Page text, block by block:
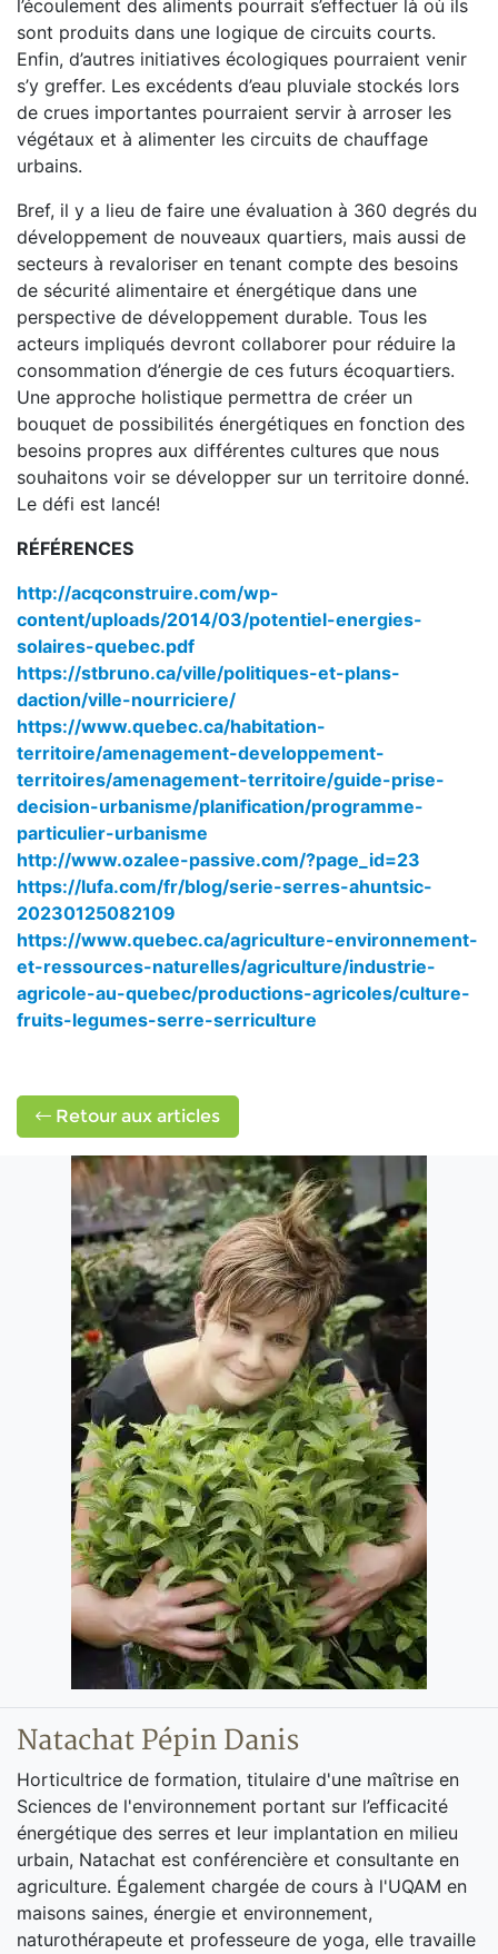
l’écoulement des aliments pourrait s’effectuer là où ils
sont produits dans une logique de circuits courts.
Enfin, d’autres initiatives écologiques pourraient venir
s’y greffer. Les excédents d’eau pluviale stockés lors
de crues importantes pourraient servir à arroser les
végétaux et à alimenter les circuits de chauffage
urbains.
Bref, il y a lieu de faire une évaluation à 360 degrés du
développement de nouveaux quartiers, mais aussi de
secteurs à revaloriser en tenant compte des besoins
de sécurité alimentaire et énergétique dans une
perspective de développement durable. Tous les
acteurs impliqués devront collaborer pour réduire la
consommation d’énergie de ces futurs écoquartiers.
Une approche holistique permettra de créer un
bouquet de possibilités énergétiques en fonction des
besoins propres aux différentes cultures que nous
souhaitons voir se développer sur un territoire donné.
Le défi est lancé!
RÉFÉRENCES
http://acqconstruire.com/wp-
content/uploads/2014/03/potentiel-energies-
solaires-quebec.pdf
https://stbruno.ca/ville/politiques-et-plans-
daction/ville-nourriciere/
https://www.quebec.ca/habitation-
territoire/amenagement-developpement-
territoires/amenagement-territoire/guide-prise-
decision-urbanisme/planification/programme-
particulier-urbanisme
http://www.ozalee-passive.com/?page_id=23
https://lufa.com/fr/blog/serie-serres-ahuntsic-
20230125082109
https://www.quebec.ca/agriculture-environnement-
et-ressources-naturelles/agriculture/industrie-
agricole-au-quebec/productions-agricoles/culture-
fruits-legumes-serre-serriculture
Retour aux articles
Natachat Pépin Danis
Horticultrice de formation, titulaire d'une maîtrise en
Sciences de l'environnement portant sur l’efficacité
énergétique des serres et leur implantation en milieu
urbain, Natachat est conférencière et consultante en
agriculture. Également chargée de cours à l'UQAM en
maisons saines, énergie et environnement,
naturothérapeute et professeure de yoga, elle travaille